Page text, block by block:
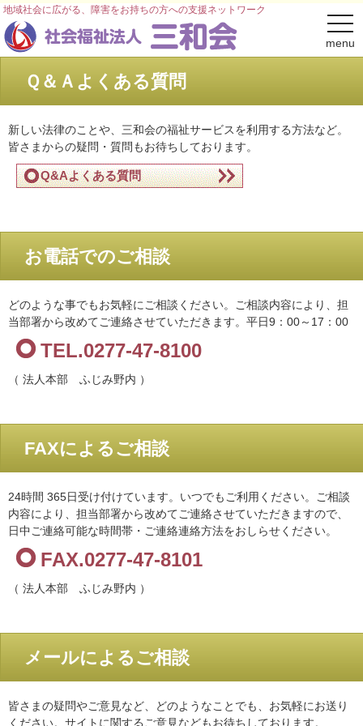
地域社会に広がる、障害をお持ちの方への支援ネットワーク
menu
Ｑ＆Ａよくある質問
新しい法律のことや、三和会の福祉サービスを利用する方法など。
皆さまからの疑問・質問もお待ちしております。
Q&Aよくある質問
お電話でのご相談
どのような事でもお気軽にご相談ください。ご相談内容により、担
当部署から改めてご連絡させていただきます。平日9：00～17：00
TEL.0277-47-8100
（ 法人本部 ふじみ野内 ）
FAXによるご相談
24時間 365日受け付けています。いつでもご利用ください。ご相談
内容により、担当部署から改めてご連絡させていただきますので、
日中ご連絡可能な時間帯・ご連絡連絡方法をおしらせください。
FAX.0277-47-8101
（ 法人本部 ふじみ野内 ）
メールによるご相談
皆さまの疑問やご意見など、どのようなことでも、お気軽にお送り
ください。サイトに関するご意見などもお待ちしております。